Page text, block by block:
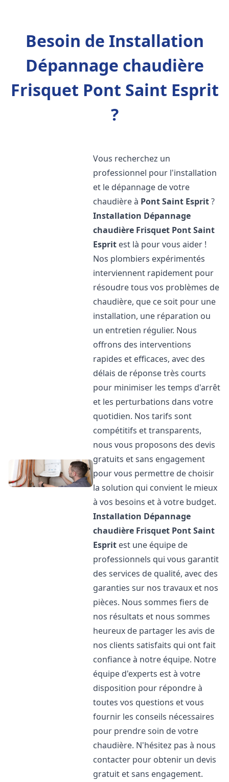
Besoin de Installation
Dépannage chaudière
Frisquet Pont Saint Esprit
?
Vous recherchez un
professionnel pour l'installation
et le dépannage de votre
chaudière à Pont Saint Esprit?
Installation Dépannage
chaudière Frisquet Pont Saint
Esprit est là pour vous aider !
Nos plombiers expérimentés
interviennent rapidement pour
résoudre tous vos problèmes de
chaudière, que ce soit pour une
installation, une réparation ou
un entretien régulier. Nous
offrons des interventions
rapides et efficaces, avec des
délais de réponse très courts
pour minimiser les temps d'arrêt
et les perturbations dans votre
quotidien. Nos tarifs sont
compétitifs et transparents,
nous vous proposons des devis
gratuits et sans engagement
pour vous permettre de choisir
la solution qui convient le mieux
à vos besoins et à votre budget.
Installation Dépannage
chaudière Frisquet Pont Saint
Esprit est une équipe de
professionnels qui vous garantit
des services de qualité, avec des
garanties sur nos travaux et nos
pièces. Nous sommes fiers de
nos résultats et nous sommes
heureux de partager les avis de
nos clients satisfaits qui ont fait
confiance à notre équipe. Notre
équipe d'experts est à votre
disposition pour répondre à
toutes vos questions et vous
fournir les conseils nécessaires
pour prendre soin de votre
chaudière. N'hésitez pas à nous
contacter pour obtenir un devis
gratuit et sans engagement.